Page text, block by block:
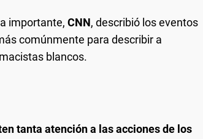
importante, CNN, describió los eventos
comúnmente para describir a
blancos.
tanta atención a las acciones de los